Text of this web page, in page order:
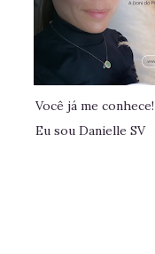
Você já me conhece!
Eu sou Danielle SV